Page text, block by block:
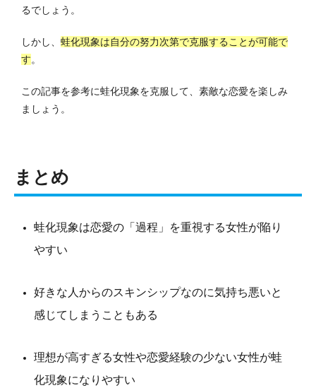
るでしょう。
しかし、 蛙化現象は自分の努力次第で克服することが可能で
す。
この記事を参考に蛙化現象を克服して、素敵な恋愛を楽しみ
ましょう。
まとめ
蛙化現象は恋愛の「過程」を重視する女性が陥り
やすい
好きな人からのスキンシップなのに気持ち悪いと
感じてしまうこともある
理想が高すぎる女性や恋愛経験の少ない女性が蛙
化現象になりやすい